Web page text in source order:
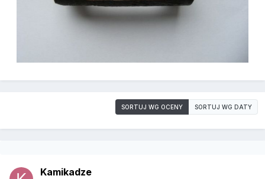
SORTUJ WG OCENY SORTUJ WG DATY
Kamikadze